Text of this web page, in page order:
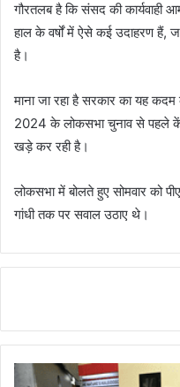
गौरतलब है कि संसद की कार्यवाही
हाल के वर्षों में ऐसे कई उदाहरण
है।
माना जा रहा है सरकार का यह
2024 के लोकसभा चुनाव से पहले
खड़े कर रही है।
लोकसभा में बोलते हुए सोमवार को
गांधी तक पर सवाल उठाए थे।